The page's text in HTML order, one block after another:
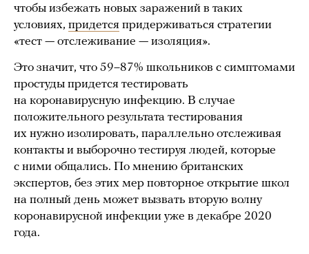
чтобы избежать новых заражений в таких
условиях, придется придерживаться стратегии
«тест — отслеживание — изоляция».
Это значит, что 59–87% школьников с симптомами
простуды придется тестировать
на коронавирусную инфекцию. В случае
положительного результата тестирования
их нужно изолировать, параллельно отслеживая
контакты и выборочно тестируя людей, которые
с ними общались. По мнению британских
экспертов, без этих мер повторное открытие школ
на полный день может вызвать вторую волну
коронавирусной инфекции уже в декабре 2020
года.